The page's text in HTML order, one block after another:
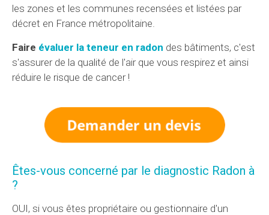
les zones et les communes recensées et listées par
décret en France métropolitaine.
Faire évaluer la teneur en radon des bâtiments, c'est
s'assurer de la qualité de l'air que vous respirez et ainsi
réduire le risque de cancer !
Êtes-vous concerné par le diagnostic Radon à
?
OUI, si vous êtes propriétaire ou gestionnaire d'un